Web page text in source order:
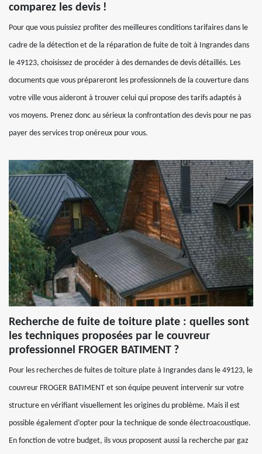
comparez les devis !
Pour que vous puissiez profiter des meilleures conditions tarifaires dans le
cadre de la détection et de la réparation de fuite de toit à Ingrandes dans
le 49123, choisissez de procéder à des demandes de devis détaillés. Les
documents que vous prépareront les professionnels de la couverture dans
votre ville vous aideront à trouver celui qui propose des tarifs adaptés à
vos moyens. Prenez donc au sérieux la confrontation des devis pour ne pas
payer des services trop onéreux pour vous.
Recherche de fuite de toiture plate : quelles sont
les techniques proposées par le couvreur
professionnel FROGER BATIMENT ?
Pour les recherches de fuites de toiture plate à Ingrandes dans le 49123, le
couvreur FROGER BATIMENT et son équipe peuvent intervenir sur votre
structure en vérifiant visuellement les origines du problème. Mais il est
possible également d’opter pour la technique de sonde électroacoustique.
En fonction de votre budget, ils vous proposent aussi la recherche par gaz